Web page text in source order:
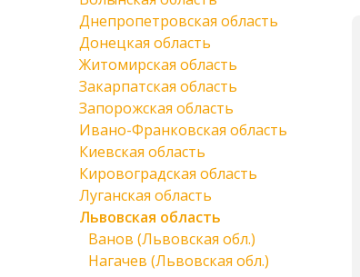
Днепропетровская область
Донецкая область
Житомирская область
Закарпатская область
Запорожская область
Ивано-Франковская область
Киевская область
Кировоградская область
Луганская область
Львовская область
Ванов (Львовская обл.)
Нагачев (Львовская обл.)